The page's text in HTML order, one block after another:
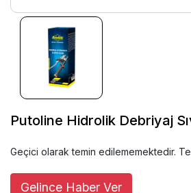
Putoline Hidrolik Debriyaj
Geçici olarak temin edilememektedir.
Gelince Haber Ver